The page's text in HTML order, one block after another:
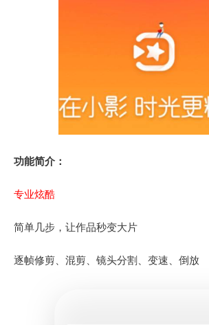
功能简介：
专业炫酷
简单几步，让作品秒变大片
逐帧修剪、混剪、镜头分割、变速、倒放